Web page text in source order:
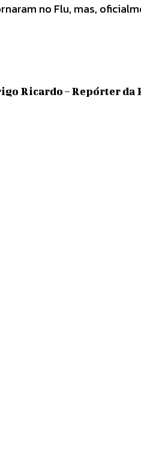
no Flu, mas,
Ricardo – Repórter